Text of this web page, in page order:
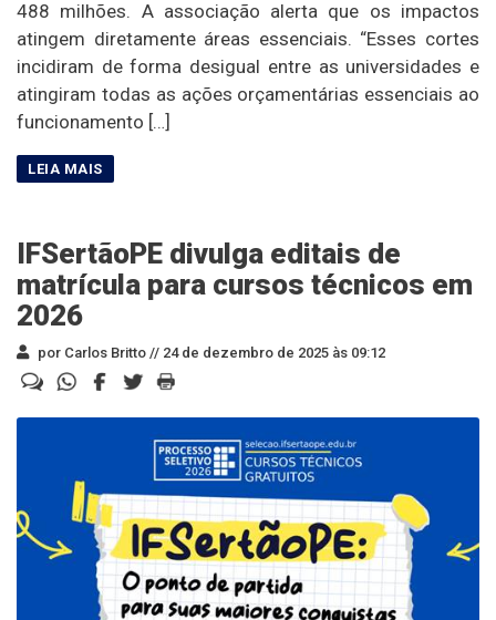
488 milhões. A associação alerta que os impactos
atingem diretamente áreas essenciais. “Esses cortes
incidiram de forma desigual entre as universidades e
atingiram todas as ações orçamentárias essenciais ao
funcionamento […]
IFSertãoPE divulga editais de
matrícula para cursos técnicos em
2026
por Carlos Britto // 24 de dezembro de 2025 às 09:12